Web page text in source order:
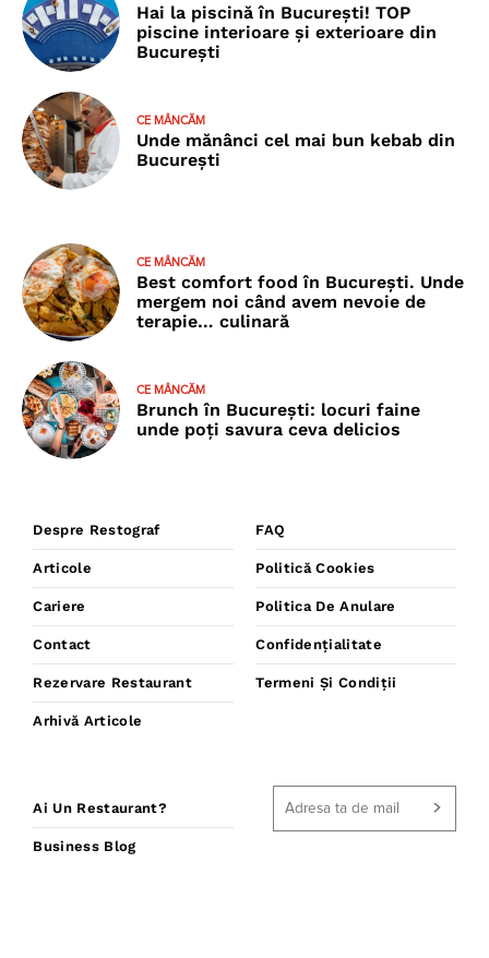
Hai la piscină în București! TOP
piscine interioare și exterioare din
București
CE MÂNCĂM
Unde mănânci cel mai bun kebab din
București
CE MÂNCĂM
Best comfort food în București. Unde
mergem noi când avem nevoie de
terapie… culinară
CE MÂNCĂM
Brunch în București: locuri faine
unde poţi savura ceva delicios
Despre Restograf
Articole
Cariere
Contact
Rezervare Restaurant
Arhivă Articole
FAQ
Politică Cookies
Politica De Anulare
Confidențialitate
Termeni Și Condiții
Ai Un Restaurant?
Business Blog